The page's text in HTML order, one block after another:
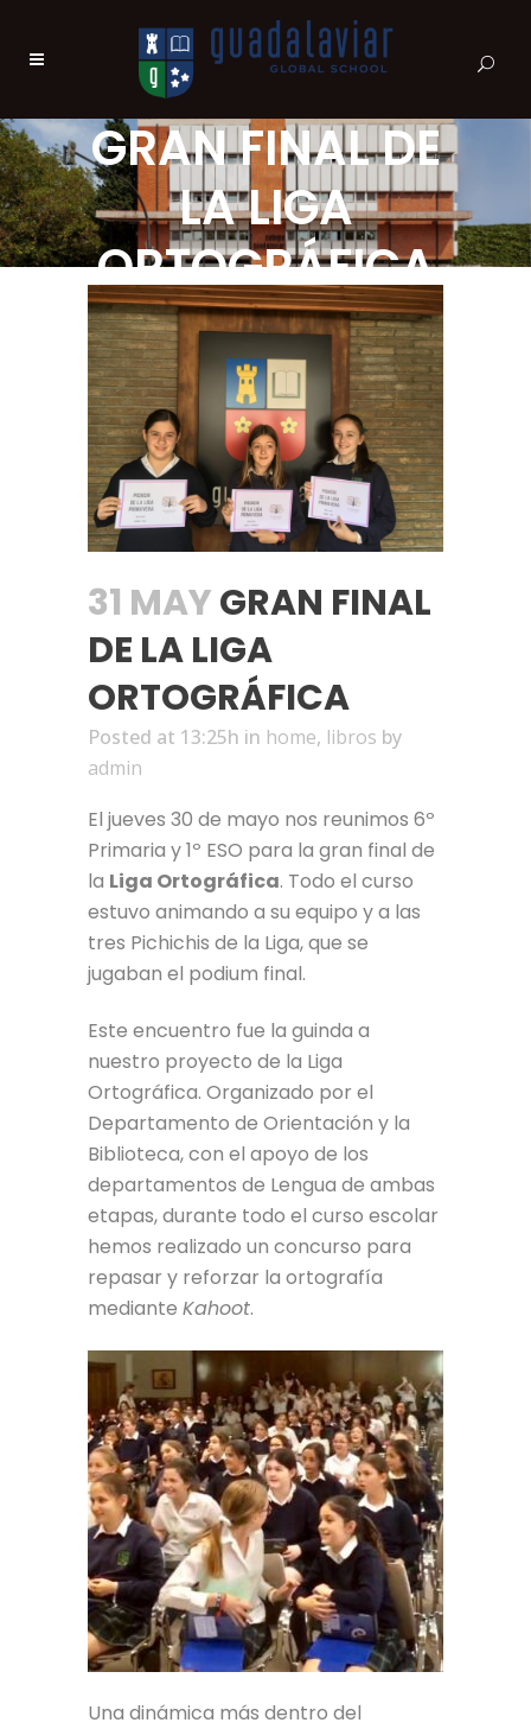
GRAN FINAL DE
LA LIGA
ORTOGRÁFICA
31 MAYGRAN FINAL
DE LA LIGA
ORTOGRÁFICA
Posted at 13:25h in home, libros by
admin
El jueves 30 de mayo nos reunimos 6º
Primaria y 1º ESO para la gran final de
la Liga Ortográfica. Todo el curso
estuvo animando a su equipo y a las
tres Pichichis de la Liga, que se
jugaban el podium final.
Este encuentro fue la guinda a
nuestro proyecto de la Liga
Ortográfica. Organizado por el
Departamento de Orientación y la
Biblioteca, con el apoyo de los
departamentos de Lengua de ambas
etapas, durante todo el curso escolar
hemos realizado un concurso para
repasar y reforzar la ortografía
mediante Kahoot.
Una dinámica más dentro del